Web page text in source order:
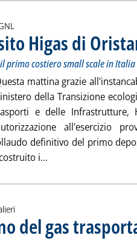
Higas di
primo costiero small scale in Italia
mattina grazie
della Transizione
e delle Infrastrutture,
all'esercizio
definitivo del primo
i...
del gas
del giorno 25 aprile 2021
2021 alle 15.25.